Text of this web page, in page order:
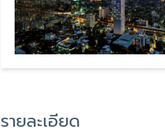
รายละเอียด